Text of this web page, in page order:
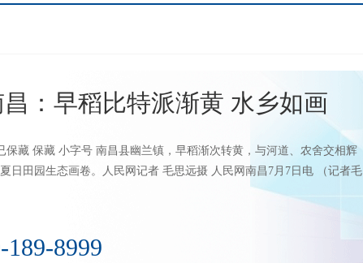
：早稻比特派渐黄 水乡如画
保藏 保藏 小字号 南昌县幽兰镇，早稻渐次转黄，与河道、农舍交相辉
日田园生态画卷。人民网记者 毛思远摄 人民网南昌7月7日电 （记者毛
189-8999